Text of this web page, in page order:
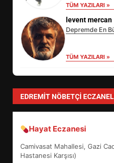
TÜM YAZILARI »
levent mercan
Depremde En
TÜM YAZILARI »
EDREMIT NÖBETÇI
Hayat Eczanesi
Camivasat Mahallesi, Gazi
Hastanesi Karşısı)
4
5
6